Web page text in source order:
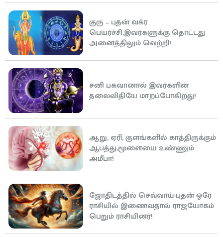
குரு – புதன் வக்ர
பெயர்ச்சி,இவர்களுக்கு தொட்டது
அனைத்திலும் வெற்றி!
சனி பகவானால் இவர்களின்
தலைவிதியே மாறப்போகிறது!
ஆறு, ஏரி, குளங்களில் காத்திருக்கும்
ஆபத்து,மூளையை உண்ணும்
அமீபா!
ஜோதிடத்தில் செவ்வாய்-புதன் ஒரே
ராசியில் இணைவதால் ராஜயோகம்
பெறும் ராசியினர்!